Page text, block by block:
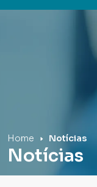
Home Notícias
Notícias